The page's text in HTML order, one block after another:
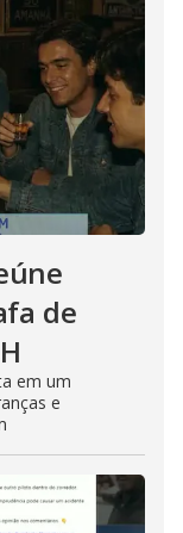
de
em um
e